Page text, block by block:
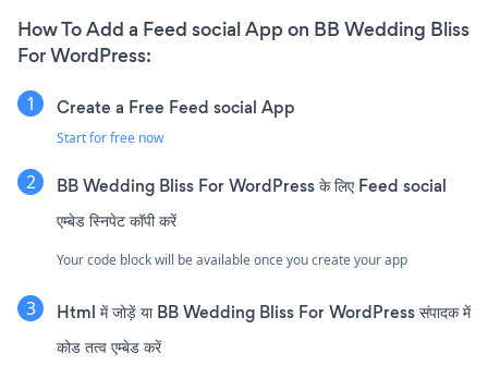
How To Add a Feed social App on BB Wedding Bliss
For WordPress:
Create a Free Feed social App
Start for free now
BB Wedding Bliss For WordPress के लिए Feed social
एम्बेड स्निपेट कॉपी करें
Your code block will be available once you create your app
Html में जोड़ें या BB Wedding Bliss For WordPress संपादक में
कोड तत्व एम्बेड करें